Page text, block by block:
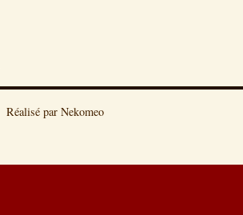
Réalisé par Nekomeo